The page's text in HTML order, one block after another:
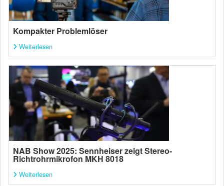
Kompakter Problemlöser
Weiterlesen
NAB Show 2025: Sennheiser zeigt Stereo-
Richtrohrmikrofon MKH 8018
Weiterlesen